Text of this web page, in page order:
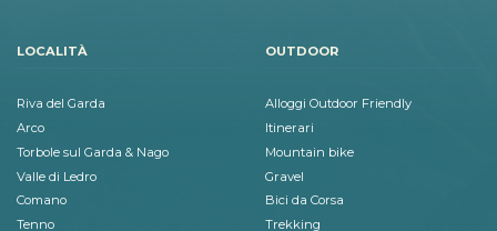
LOCALITÀ
Riva del Garda
Arco
Torbole sul Garda & Nago
Valle di Ledro
Comano
Tenno
OUTDOOR
Alloggi Outdoor Friendly
Itinerari
Mountain bike
Gravel
Bici da Corsa
Trekking